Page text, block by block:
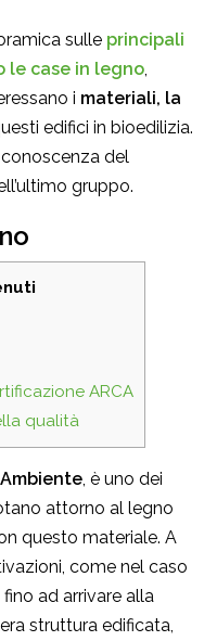
sulle principali
le case in legno,
i materiali, la
edifici in bioedilizia.
del
gruppo.
ARCA
qualità
, è uno dei
attorno al legno
questo materiale. A
come nel caso
fino ad arrivare alla
struttura edificata,